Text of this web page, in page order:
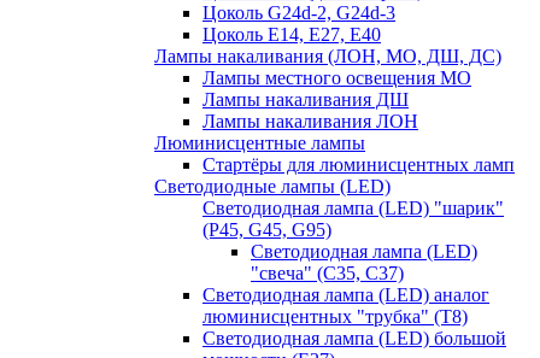
Цоколь G24d-2, G24d-3
Цоколь Е14, Е27, Е40
Лампы накаливания (ЛОН, МО, ДШ, ДС)
Лампы местного освещения МО
Лампы накаливания ДШ
Лампы накаливания ЛОН
Люминисцентные лампы
Стартёры для люминисцентных ламп
Светодиодные лампы (LED)
Светодиодная лампа (LED) "шарик"
(P45, G45, G95)
Светодиодная лампа (LED)
"свеча" (С35, С37)
Светодиодная лампа (LED) аналог
люминисцентных "трубка" (T8)
Светодиодная лампа (LED) большой